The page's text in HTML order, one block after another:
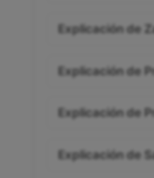
Explicación de
Explicación de
Explicación de
Explicación de